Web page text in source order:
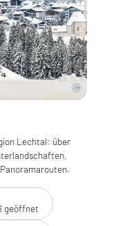
Lechtal: über
geöffnet